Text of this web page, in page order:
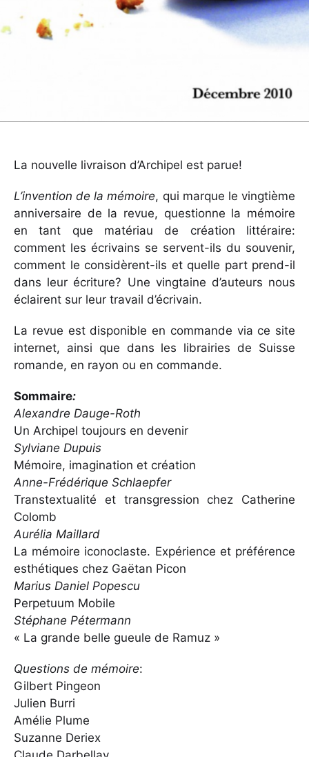
La nouvelle livraison d’Archipel est parue!
L’invention de la mémoire, qui marque le vingtième
anniversaire de la revue, questionne la mémoire
en tant que matériau de création littéraire:
comment les écrivains se servent-ils du souvenir,
comment le considèrent-ils et quelle part prend-il
dans leur écriture? Une vingtaine d’auteurs nous
éclairent sur leur travail d’écrivain.
La revue est disponible en commande via ce site
internet, ainsi que dans les librairies de Suisse
romande, en rayon ou en commande.
Sommaire:
Alexandre Dauge-Roth
Un Archipel toujours en devenir
Sylviane Dupuis
Mémoire, imagination et création
Anne-Frédérique Schlaepfer
Transtextualité et transgression chez Catherine
Colomb
Aurélia Maillard
La mémoire iconoclaste. Expérience et préférence
esthétiques chez Gaëtan Picon
Marius Daniel Popescu
Perpetuum Mobile
Stéphane Pétermann
« La grande belle gueule de Ramuz »
Questions de mémoire:
Gilbert Pingeon
Julien Burri
Amélie Plume
Suzanne Deriex